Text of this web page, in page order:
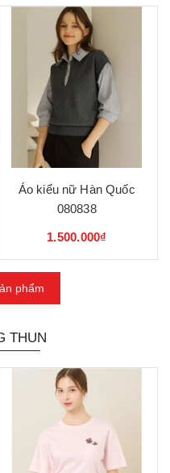
Áo kiểu nữ Hàn Quốc
080838
1.500.000₫
phẩm
THUN